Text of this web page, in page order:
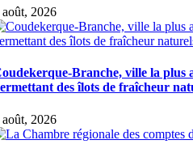
août, 2026
Branche, ville la plus
des îlots de fraîcheur
août, 2026